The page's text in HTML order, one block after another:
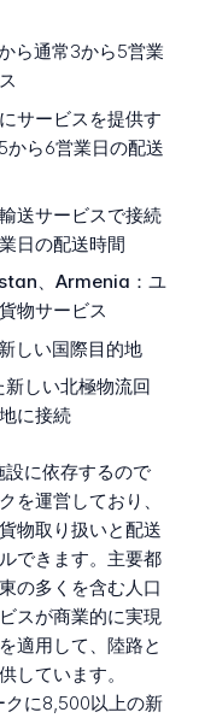
ら通常3から5営業
サービスを提供す
ら6営業日の配送
送サービスで接続
日の配送時間
、Armenia： ユ
物サービス
しい国際目的地
しい北極物流回
に接続
に依存するので
を運営しており、
物取り扱いと配送
できます。主要都
の多くを含む人口
スが商業的に実現
適用して、陸路と
しています。
に8,500以上の新